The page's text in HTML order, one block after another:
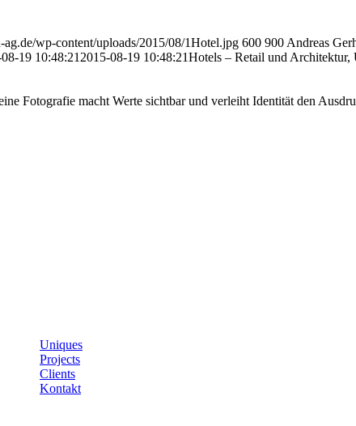
wp-content/uploads/2015/08/1Hotel.jpg 600 900 Andreas
19 10:48:21 2015-08-19 10:48:21Hotels – Retail und Architektur,
Fotografie macht Werte sichtbar und verleiht Identität den
Uniques
Projects
Clients
Kontakt